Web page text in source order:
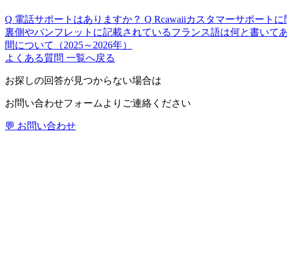
Q 電話サポートはありますか？ Q Rcawaiiカスタマーサポート
裏側やパンフレットに記載されているフランス語は何と書いて
間について（2025～2026年）
よくある質問 一覧へ戻る
お探しの回答が見つからない場合は
お問い合わせフォームよりご連絡ください
💬 お問い合わせ